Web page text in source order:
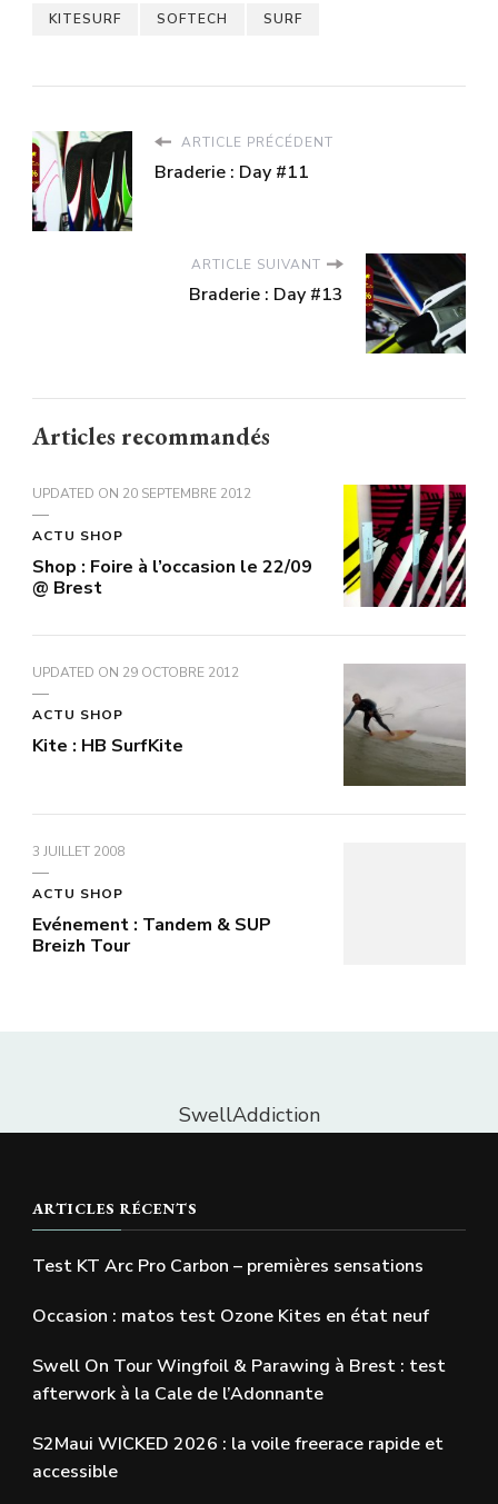
KITESURF SOFTECH SURF
ARTICLE PRÉCÉDENT
Braderie : Day #11
ARTICLE SUIVANT
Braderie : Day #13
Articles recommandés
UPDATED ON 20 SEPTEMBRE 2012
ACTU SHOP
Shop : Foire à l’occasion le 22/09
@ Brest
UPDATED ON 29 OCTOBRE 2012
ACTU SHOP
Kite : HB SurfKite
3 JUILLET 2008
ACTU SHOP
Evénement : Tandem & SUP
Breizh Tour
SwellAddiction
ARTICLES RÉCENTS
Test KT Arc Pro Carbon – premières sensations
Occasion : matos test Ozone Kites en état neuf
Swell On Tour Wingfoil & Parawing à Brest : test
afterwork à la Cale de l’Adonnante
S2Maui WICKED 2026 : la voile freerace rapide et
accessible